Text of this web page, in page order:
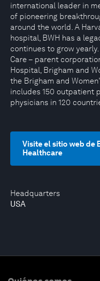
Headquarters
USA
international leader in
of pioneering
around the world. A
hospital, BWH has a
continues to grow
Care – parent
Hospital, Brigham and
the Brigham and
includes 150 outpatient
physicians in 120
Visite el sitio web de
Healthcare